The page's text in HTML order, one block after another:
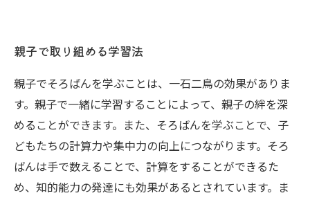
親子で取り組める学習法
親子でそろばんを学ぶことは、一石二鳥の効果がありま
す。親子で一緒に学習することによって、親子の絆を深
めることができます。また、そろばんを学ぶことで、子
どもたちの計算力や集中力の向上につながります。そろ
ばんは手で数えることで、計算をすることができるた
め、知的能力の発達にも効果があるとされています。ま